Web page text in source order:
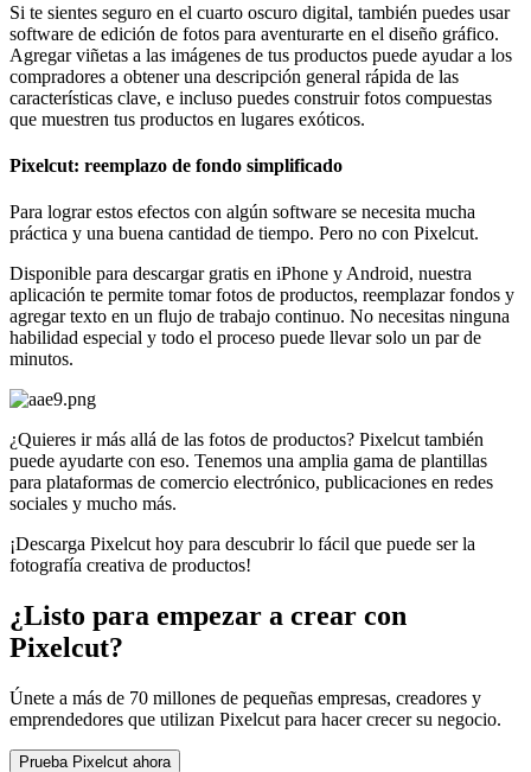
Si te sientes seguro en el cuarto oscuro digital, también puedes usar
software de edición de fotos para aventurarte en el diseño gráfico.
Agregar viñetas a las imágenes de tus productos puede ayudar a los
compradores a obtener una descripción general rápida de las
características clave, e incluso puedes construir fotos compuestas
que muestren tus productos en lugares exóticos.
Pixelcut: reemplazo de fondo simplificado
Para lograr estos efectos con algún software se necesita mucha
práctica y una buena cantidad de tiempo. Pero no con Pixelcut.
Disponible para descargar gratis en iPhone y Android, nuestra
aplicación te permite tomar fotos de productos, reemplazar fondos y
agregar texto en un flujo de trabajo continuo. No necesitas ninguna
habilidad especial y todo el proceso puede llevar solo un par de
minutos.
¿Quieres ir más allá de las fotos de productos? Pixelcut también
puede ayudarte con eso. Tenemos una amplia gama de plantillas
para plataformas de comercio electrónico, publicaciones en redes
sociales y mucho más.
¡Descarga Pixelcut hoy para descubrir lo fácil que puede ser la
fotografía creativa de productos!
¿Listo para empezar a crear con
Pixelcut?
Únete a más de 70 millones de pequeñas empresas, creadores y
emprendedores que utilizan Pixelcut para hacer crecer su negocio.
Prueba Pixelcut ahora